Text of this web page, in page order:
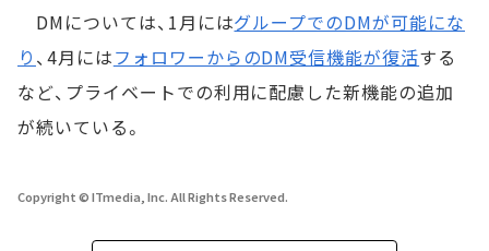
DMについては、1月にはグループでのDMが可能にな
り 、4月にはフォロワーからのDM受信機能が復活する
など、プライベートでの利用に配慮した新機能の追加
が続いている。
Copyright © ITmedia, Inc. All Rights Reserved.